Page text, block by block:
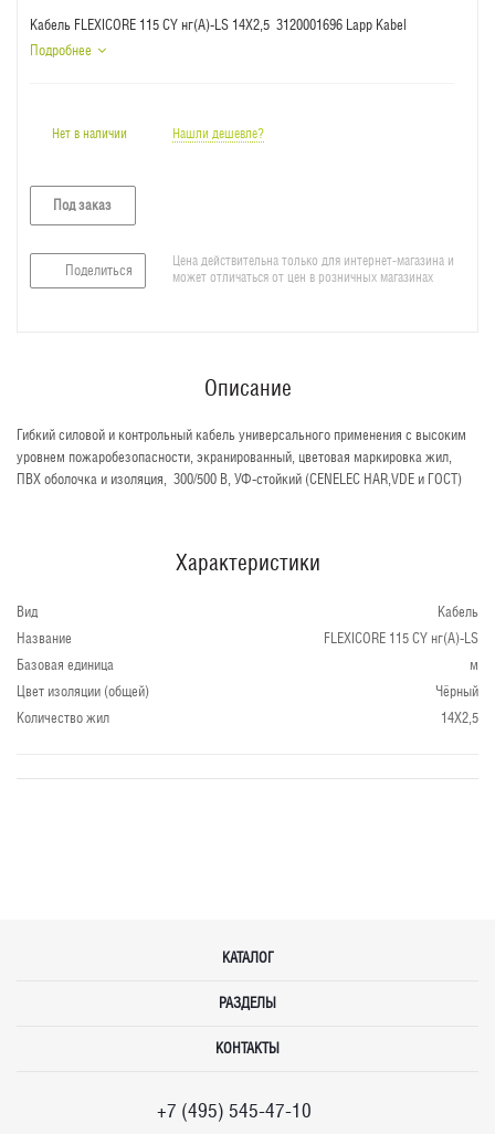
Кабель FLEXICORE 115 CY нг(А)-LS 14X2,5 3120001696 Lapp Kabel
Подробнее
Нет в наличии Нашли дешевле?
Под заказ
Поделиться
Цена действительна только для интернет-магазина и
может отличаться от цен в розничных магазинах
Описание
Гибкий силовой и контрольный кабель универсального применения с высоким
уровнем пожаробезопасности, экранированный, цветовая маркировка жил,
ПВХ оболочка и изоляция, 300/500 В, УФ-стойкий (CENELEC HAR,VDE и ГОСТ)
Характеристики
Вид
Кабель
Название
FLEXICORE 115 CY нг(А)-LS
Базовая единица
м
Цвет изоляции (общей)
Чёрный
Количество жил
14X2,5
КАТАЛОГ
РАЗДЕЛЫ
КОНТАКТЫ
+7 (495) 545-47-10